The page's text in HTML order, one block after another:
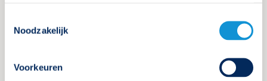
Noodzakelijk
Voorkeuren